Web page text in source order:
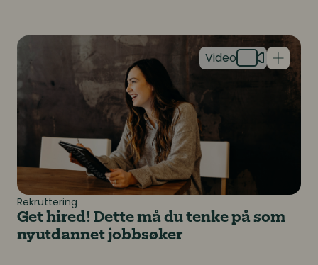
Rekruttering
Get hired! Dette må du tenke på som
nyutdannet jobbsøker
Get hired! Dette må du tenke på som nyutdannet